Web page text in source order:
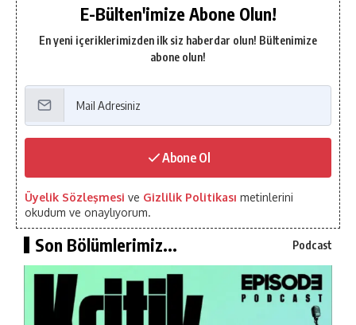
E-Bülten'imize Abone Olun!
En yeni içeriklerimizden ilk siz haberdar olun! Bültenimize
abone olun!
Abone Ol
Üyelik Sözleşmesi ve Gizlilik Politikası metinlerini
okudum ve onaylıyorum.
Son Bölümlerimiz... Podcast